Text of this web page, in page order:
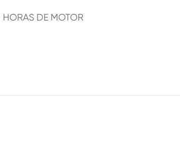
HORAS DE MOTOR